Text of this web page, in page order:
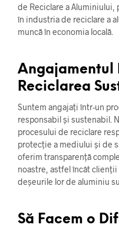
de Reciclare a Aluminiului,
în industria de reciclare a
muncă în economia locală.
Angajamentul
Reciclarea
Suntem angajați într-un
responsabil și sustenabil.
procesului de reciclare
protecție a mediului și de
oferim transparență
noastre, astfel încât
deșeurile lor de aluminiu
Să Facem o